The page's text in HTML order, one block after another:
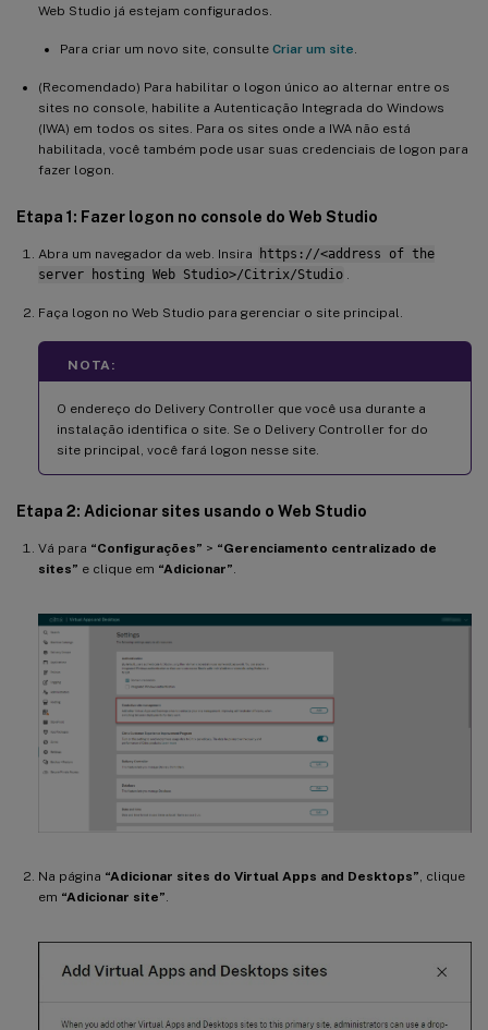
Web Studio já estejam configurados.
Para criar um novo site, consulte Criar um site.
(Recomendado) Para habilitar o logon único ao alternar entre os
sites no console, habilite a Autenticação Integrada do Windows
(IWA) em todos os sites. Para os sites onde a IWA não está
habilitada, você também pode usar suas credenciais de logon para
fazer logon.
Etapa 1: Fazer logon no console do Web Studio
Abra um navegador da web. Insira
https://<address of the
server hosting Web Studio>/Citrix/Studio .
Faça logon no Web Studio para gerenciar o site principal.
NOTA:
O endereço do Delivery Controller que você usa durante a
instalação identifica o site. Se o Delivery Controller for do
site principal, você fará logon nesse site.
Etapa 2: Adicionar sites usando o Web Studio
Vá para “Configurações” > “Gerenciamento centralizado de
sites” e clique em “Adicionar”.
Na página “Adicionar sites do Virtual Apps and Desktops”, clique
em “Adicionar site”.